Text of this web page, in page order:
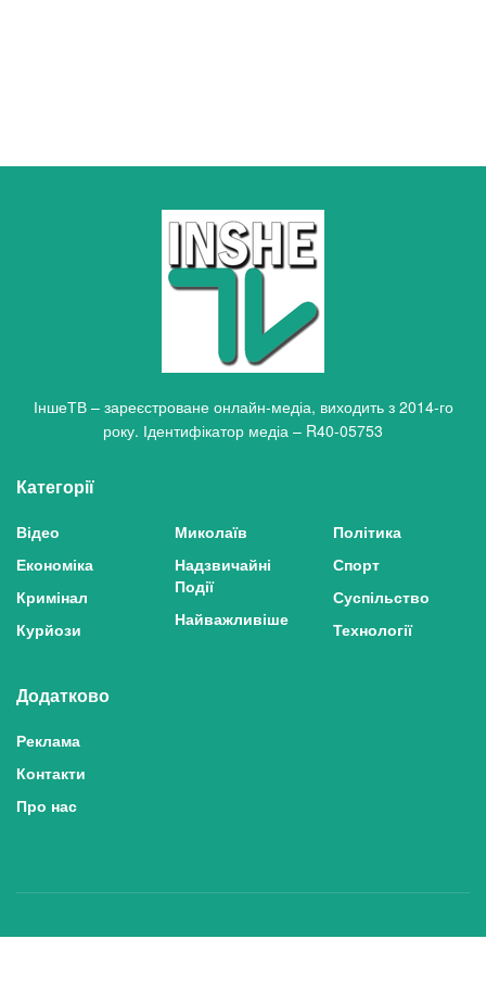
ІншеТВ – зареєстроване онлайн-медіа, виходить з 2014-го
року. Ідентифікатор медіа – R40-05753
Категорії
Відео
Економіка
Кримінал
Курйози
Миколаїв
Надзвичайні
Події
Найважливіше
Політика
Спорт
Суспільство
Технології
Додатково
Реклама
Контакти
Про нас
Політика конфіденційності та захисту персональних даних